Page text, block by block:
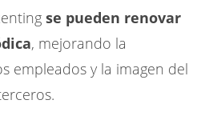
se pueden renovar
, mejorando la
empleados y la imagen del